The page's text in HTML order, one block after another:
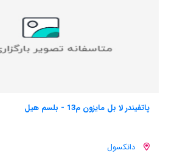
پاتفیندر لا بل مایزون 38